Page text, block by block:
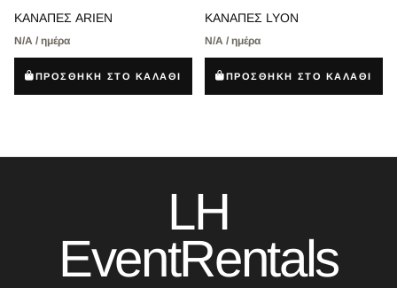
ΚΑΝΑΠΕΣ ARIEN
Ν/Α / ημέρα
ΠΡΟΣΘΗΚΗ ΣΤΟ ΚΑΛΑΘΙ
ΚΑΝΑΠΕΣ LYON
Ν/Α / ημέρα
ΠΡΟΣΘΗΚΗ ΣΤΟ ΚΑΛΑΘΙ
LH
EventRentals